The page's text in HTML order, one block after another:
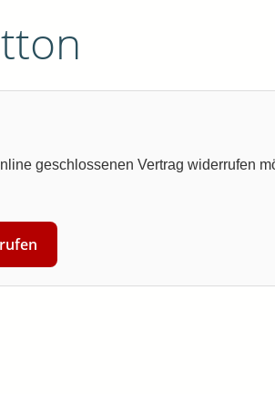
geschlossenen Vertrag widerrufen